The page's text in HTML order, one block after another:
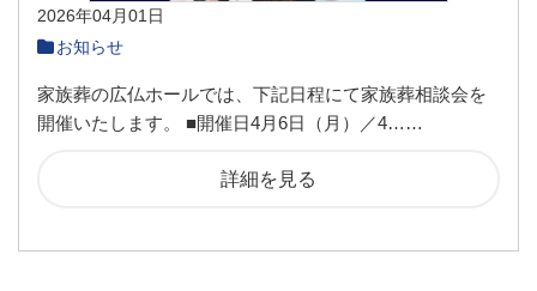
2026年04月01日
お知らせ
家族葬の広仏ホールでは、下記日程にて家族葬相談会を
開催いたします。 ■開催日4月6日（月）／4……
詳細を見る